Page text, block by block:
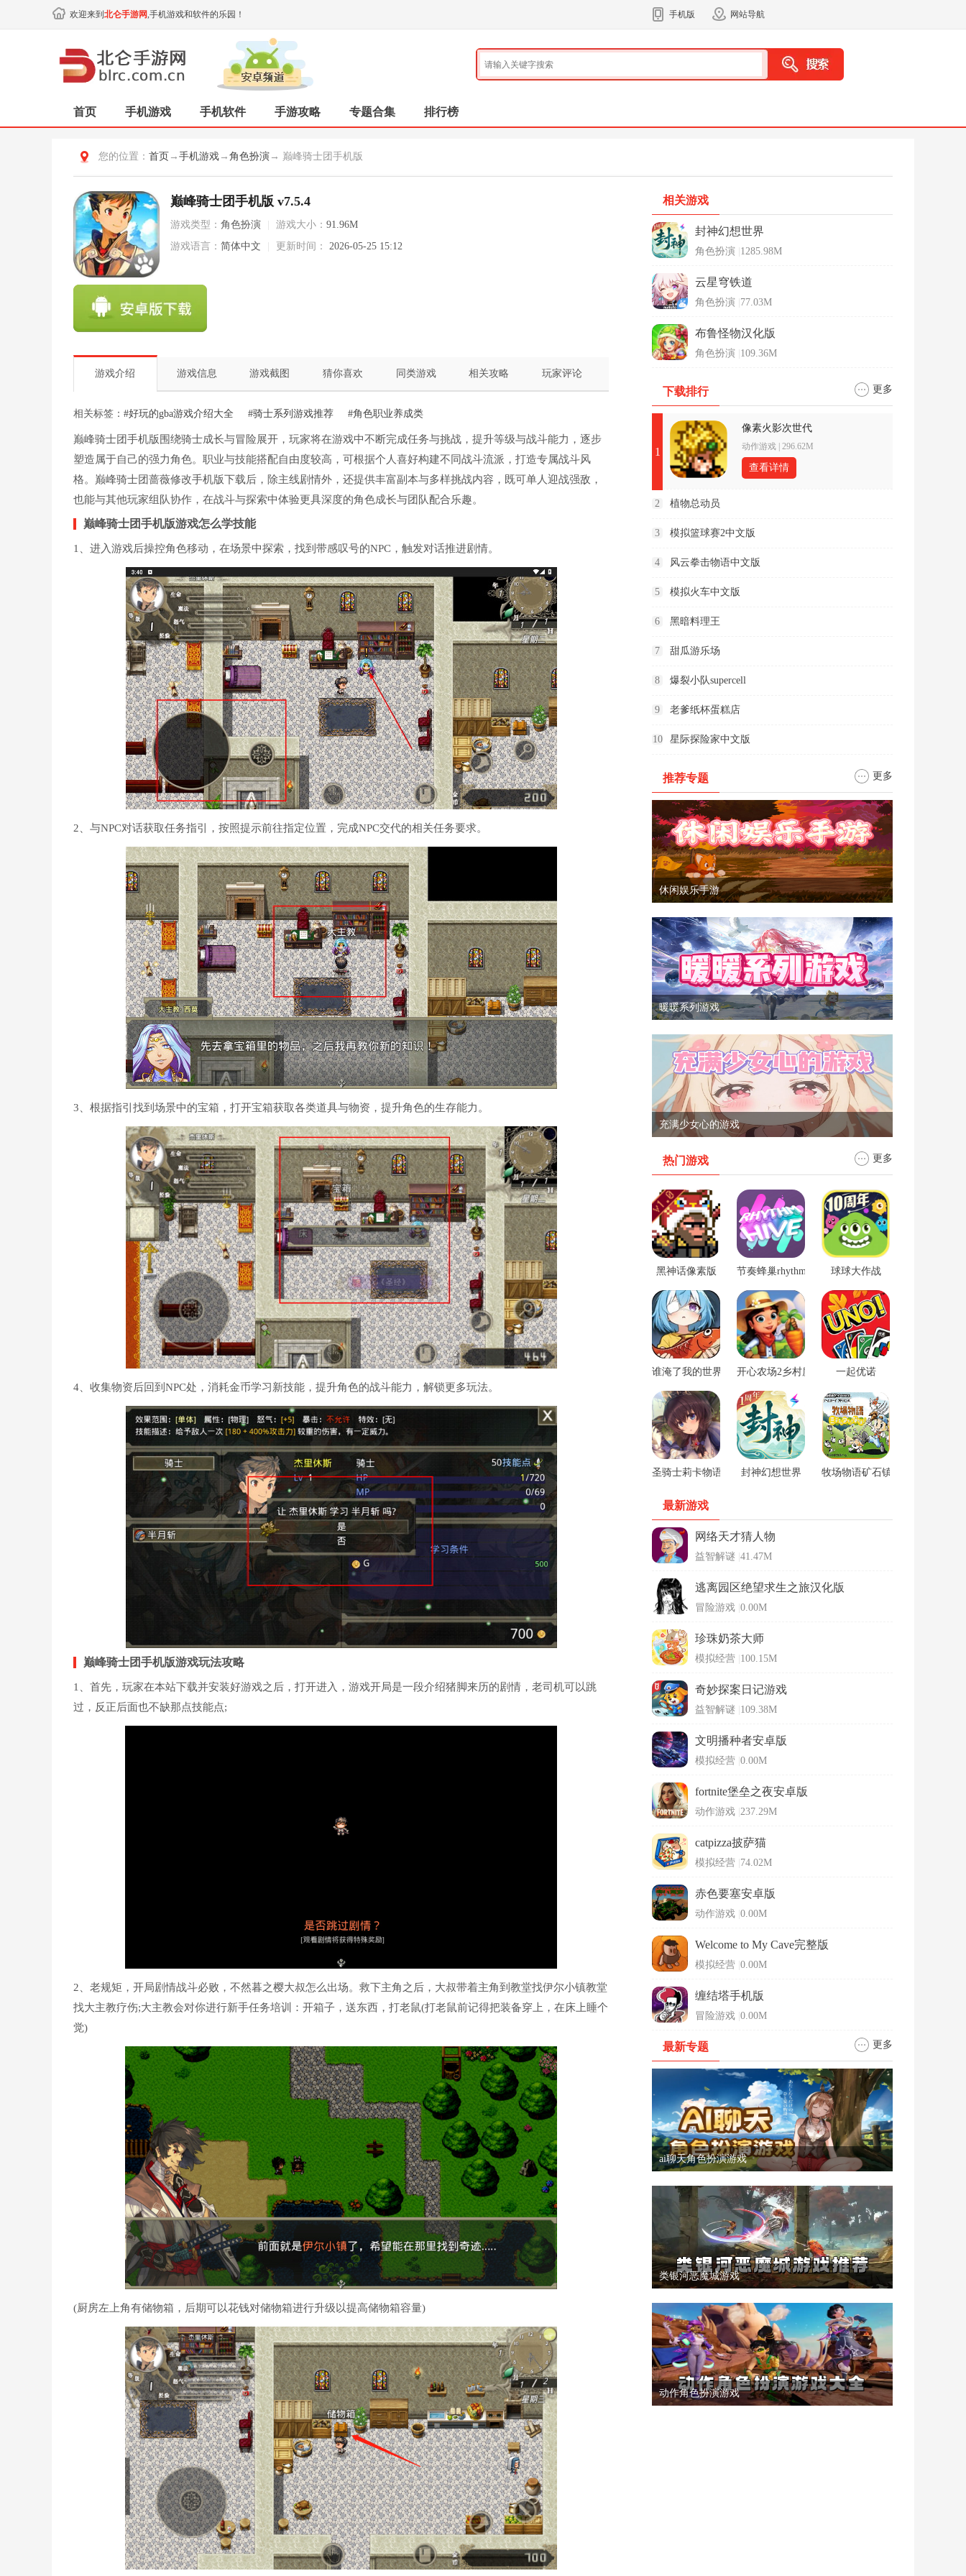
欢迎来到 北仑手游网,手机游戏和软件的乐园！ 手机版 网站导航
首页 手机游戏 手机软件 手游攻略 专题合集 排行榜
您的位置： 首页 → 手机游戏 → 角色扮演 → 巅峰骑士团手机版
巅峰骑士团手机版 v7.5.4
游戏类型： 角色扮演 游戏大小： 91.96M
游戏语言： 简体中文 更新时间： 2026-05-25 15:12
游戏介绍 游戏信息 游戏截图 猜你喜欢 同类游戏 相关攻略 玩家评论
相关标签： #好玩的gba游戏介绍大全 #骑士系列游戏推荐 #角色职业养成类
巅峰骑士团手机版围绕骑士成长与冒险展开，玩家将在游戏中不断完成任务与挑战，提升等级与战斗能力，逐步
塑造属于自己的强力角色。职业与技能搭配自由度较高，可根据个人喜好构建不同战斗流派，打造专属战斗风
格。巅峰骑士团蔷薇修改手机版下载后，除主线剧情外，还提供丰富副本与多样挑战内容，既可单人迎战强敌，
也能与其他玩家组队协作，在战斗与探索中体验更具深度的角色成长与团队配合乐趣。
巅峰骑士团手机版游戏怎么学技能
1、进入游戏后操控角色移动，在场景中探索，找到带感叹号的NPC，触发对话推进剧情。
2、与NPC对话获取任务指引，按照提示前往指定位置，完成NPC交代的相关任务要求。
3、根据指引找到场景中的宝箱，打开宝箱获取各类道具与物资，提升角色的生存能力。
4、收集物资后回到NPC处，消耗金币学习新技能，提升角色的战斗能力，解锁更多玩法。
巅峰骑士团手机版游戏玩法攻略
1、首先，玩家在本站下载并安装好游戏之后，打开进入，游戏开局是一段介绍猪脚来历的剧情，老司机可以跳
过，反正后面也不缺那点技能点;
2、老规矩，开局剧情战斗必败，不然暮之樱大叔怎么出场。救下主角之后，大叔带着主角到教堂找伊尔小镇教堂
找大主教疗伤;大主教会对你进行新手任务培训：开箱子，送东西，打老鼠(打老鼠前记得把装备穿上，在床上睡个
觉)
(厨房左上角有储物箱，后期可以花钱对储物箱进行升级以提高储物箱容量)
相关游戏
封神幻想世界
角色扮演 1285.98M
云星穹铁道
角色扮演 77.03M
布鲁怪物汉化版
角色扮演 109.36M
下载排行 更多
1
像素火影次世代
动作游戏 296.62M
查看详情
2 植物总动员
3 模拟篮球赛2中文版
4 风云拳击物语中文版
5 模拟火车中文版
6 黑暗料理王
7 甜瓜游乐场
8 爆裂小队supercell
9 老爹纸杯蛋糕店
10 星际探险家中文版
推荐专题 更多
休闲娱乐手游
暖暖系列游戏
充满少女心的游戏
热门游戏 更多
黑神话像素版 节奏蜂巢rhythm hive 球球大作战
谁淹了我的世界游戏开心农场2乡村度假中文版一起优诺
圣骑士莉卡物语安卓手游封神幻想世界 牧场物语矿石镇的伙伴们男孩版
最新游戏
网络天才猜人物
益智解谜 41.47M
逃离园区绝望求生之旅汉化版
冒险游戏 0.00M
珍珠奶茶大师
模拟经营 100.15M
奇妙探案日记游戏
益智解谜 109.38M
文明播种者安卓版
模拟经营 0.00M
fortnite堡垒之夜安卓版
动作游戏 237.29M
catpizza披萨猫
模拟经营 74.02M
赤色要塞安卓版
动作游戏 0.00M
Welcome to My Cave完整版
模拟经营 0.00M
缠结塔手机版
冒险游戏 0.00M
最新专题 更多
ai聊天角色扮演游戏
类银河恶魔城游戏
动作角色扮演游戏